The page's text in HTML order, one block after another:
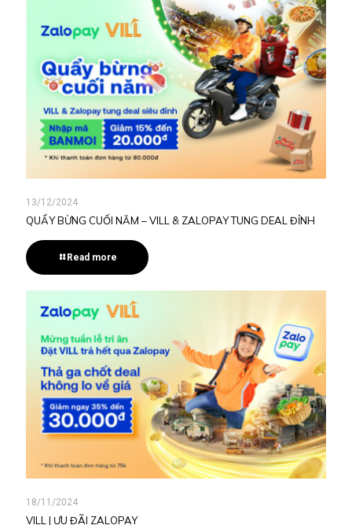
13/12/2024
QUẨY BỪNG CUỐI NĂM – VILL & ZALOPAY TUNG DEAL ĐỈNH
Read more
18/11/2024
VILL | ƯU ĐÃI ZALOPAY